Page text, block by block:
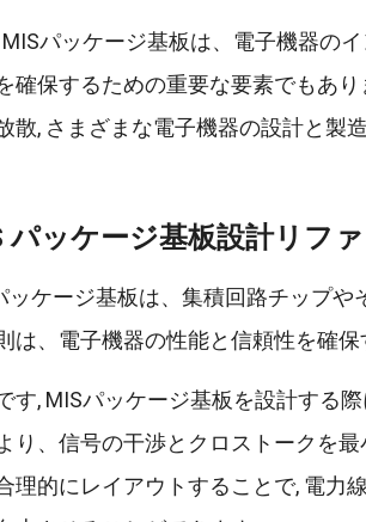
MISパッケージ基板は、電子機器の
確保するための重要な要素でもあ
散, さまざまな電子機器の設計と製
パッケージ基板設計リフ
ッケージ基板は、集積回路チップ
は、電子機器の性能と信頼性を確
す, MISパッケージ基板を設計する
り、信号の干渉とクロストークを
理的にレイアウトすることで, 電力